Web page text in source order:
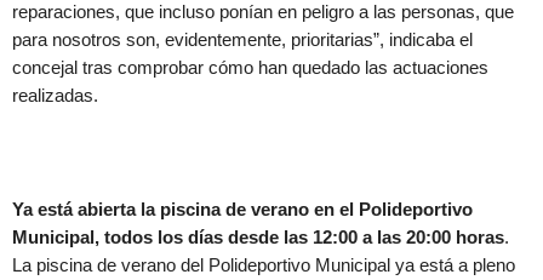
reparaciones, que incluso ponían en peligro a las personas, que
para nosotros son, evidentemente, prioritarias”, indicaba el
concejal tras comprobar cómo han quedado las actuaciones
realizadas.
Ya está abierta la piscina de verano en el Polideportivo
Municipal, todos los días desde las 12:00 a las 20:00 horas.
La piscina de verano del Polideportivo Municipal ya está a pleno